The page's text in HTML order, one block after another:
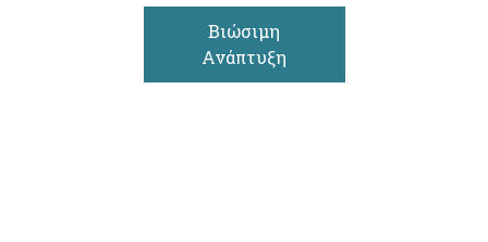
Βιώσιμη
Ανάπτυξη